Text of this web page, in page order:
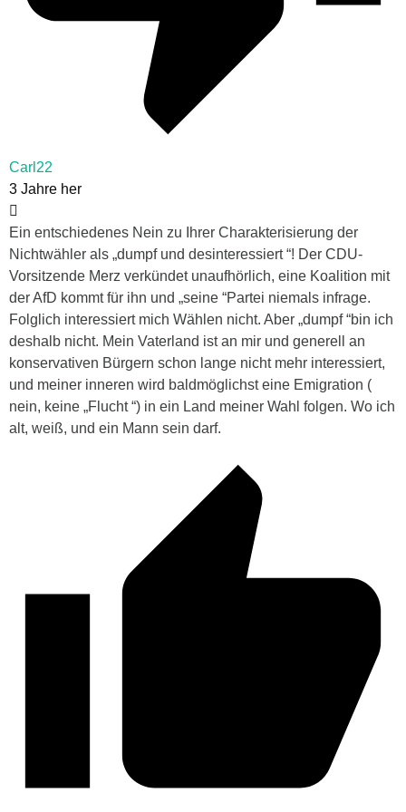
Carl22
3 Jahre her
Ein entschiedenes Nein zu Ihrer Charakterisierung der
Nichtwähler als „dumpf und desinteressiert “! Der CDU-
Vorsitzende Merz verkündet unaufhörlich, eine Koalition mit
der AfD kommt für ihn und „seine “Partei niemals infrage.
Folglich interessiert mich Wählen nicht. Aber „dumpf “bin ich
deshalb nicht. Mein Vaterland ist an mir und generell an
konservativen Bürgern schon lange nicht mehr interessiert,
und meiner inneren wird baldmöglichst eine Emigration (
nein, keine „Flucht “) in ein Land meiner Wahl folgen. Wo ich
alt, weiß, und ein Mann sein darf.